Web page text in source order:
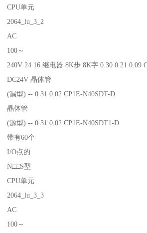
CPU单元
2064_lu_3_2
AC
100～
240V 24 16 继电器 8K步 8K字 0.30 0.21 0.09
DC24V 晶体管
(漏型) -- 0.31 0.02 CP1E-N40SDT-D
晶体管
(源型) -- 0.31 0.02 CP1E-N40SDT1-D
带有60个
I/O点的
N□□S型
CPU单元
2064_lu_3_3
AC
100～